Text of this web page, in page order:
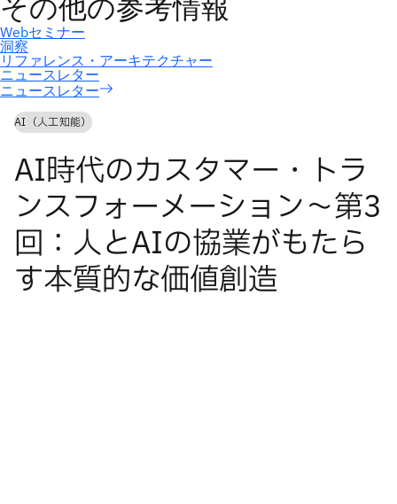
ニュースレター
AI（人工知能）
AI時代のカスタマー・トラ
ンスフォーメーション〜第3
回：人とAIの協業がもたら
す本質的な価値創造